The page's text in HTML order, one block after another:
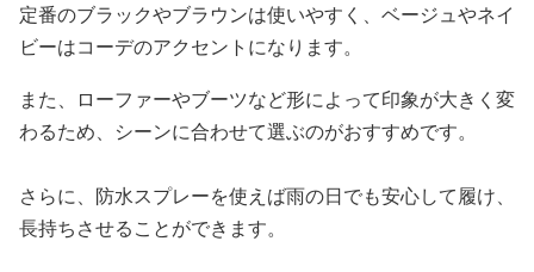
定番のブラックやブラウンは使いやすく、ベージュやネイ
ビーはコーデのアクセントになります。
また、ローファーやブーツなど形によって印象が大きく変
わるため、シーンに合わせて選ぶのがおすすめです。
さらに、防水スプレーを使えば雨の日でも安心して履け、
長持ちさせることができます。